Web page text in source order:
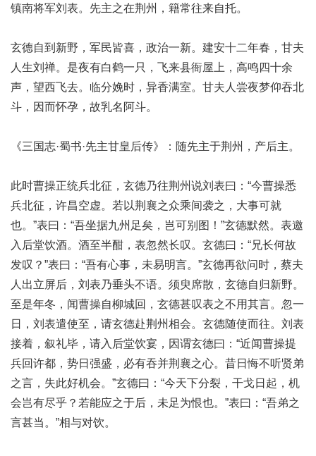
镇南将军刘表。先主之在荆州，籍常往来自托。
玄德自到新野，军民皆喜，政治一新。建安十二年春，甘夫
人生刘禅。是夜有白鹤一只，飞来县衙屋上，高鸣四十余
声，望西飞去。临分娩时，异香满室。甘夫人尝夜梦仰吞北
斗，因而怀孕，故乳名阿斗。
《三国志·蜀书·先主甘皇后传》：随先主于荆州，产后主。
此时曹操正统兵北征，玄德乃往荆州说刘表曰：“今曹操悉
兵北征，许昌空虚。若以荆襄之众乘间袭之，大事可就
也。”表曰：“吾坐据九州足矣，岂可别图！”玄德默然。表邀
入后堂饮酒。酒至半酣，表忽然长叹。玄德曰：“兄长何故
发叹？”表曰：“吾有心事，未易明言。”玄德再欲问时，蔡夫
人出立屏后，刘表乃垂头不语。须臾席散，玄德自归新野。
至是年冬，闻曹操自柳城回，玄德甚叹表之不用其言。忽一
日，刘表遣使至，请玄德赴荆州相会。玄德随使而往。刘表
接着，叙礼毕，请入后堂饮宴，因谓玄德曰：“近闻曹操提
兵回许都，势日强盛，必有吞并荆襄之心。昔日悔不听贤弟
之言，失此好机会。”玄德曰：“今天下分裂，干戈日起，机
会岂有尽乎？若能应之于后，未足为恨也。”表曰：“吾弟之
言甚当。”相与对饮。